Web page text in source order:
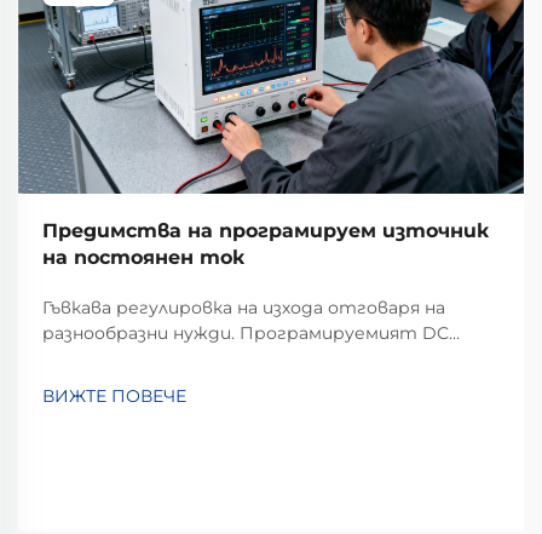
Предимства на програмируем източник
на постоянен ток
Гъвкава регулировка на изхода отговаря на
разнообразни нужди. Програмируемият DC
изхода. За разлика от традиционните
ВИЖТЕ ПОВЕЧЕ